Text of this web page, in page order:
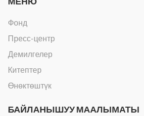
Фонд
Пресс-центр
Демилгелер
Китептер
Өнөктөштүк
БАЙЛАНЫШУУ МААЛЫМАТЫ